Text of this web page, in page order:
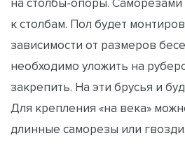
на столбы-опоры.
к столбам. Пол будет
зависимости от размеров
необходимо уложить на
закрепить. На эти брусья и
Для крепления «на века»
длинные саморезы или гвозди.